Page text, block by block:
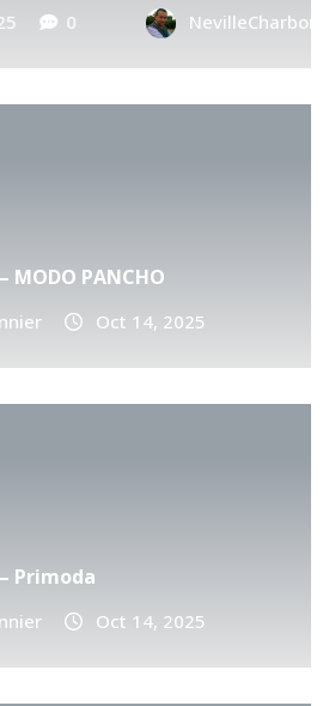
Oct 13, 2025 0
MODO PANCHO
Oct 14, 2025
Primoda
Oct 14, 2025